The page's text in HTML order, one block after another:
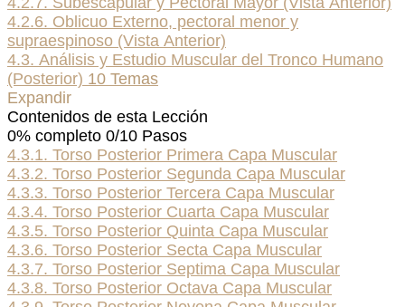
4.2.6. Oblicuo Externo, pectoral menor y
supraespinoso (Vista Anterior)
4.3. Análisis y Estudio Muscular del Tronco Humano
(Posterior) 10 Temas
Expandir
Contenidos de esta Lección
0% completo 0/10 Pasos
4.3.1. Torso Posterior Primera Capa Muscular
4.3.2. Torso Posterior Segunda Capa Muscular
4.3.3. Torso Posterior Tercera Capa Muscular
4.3.4. Torso Posterior Cuarta Capa Muscular
4.3.5. Torso Posterior Quinta Capa Muscular
4.3.6. Torso Posterior Secta Capa Muscular
4.3.7. Torso Posterior Septima Capa Muscular
4.3.8. Torso Posterior Octava Capa Muscular